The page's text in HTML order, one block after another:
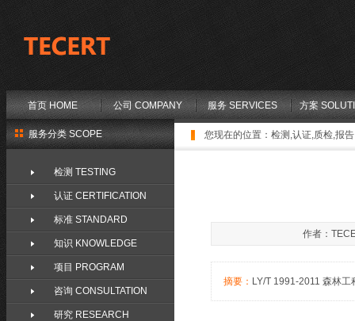
首页 HOME 公司 COMPANY 服务 SERVICES 方案
您现在的位置： 检测,认证,质检,报
作者：
摘要： LY/T 1991-2011 森林
服务分类 SCOPE
检测 TESTING
认证 CERTIFICATION
标准 STANDARD
知识 KNOWLEDGE
项目 PROGRAM
咨询 CONSULTATION
研究 RESEARCH